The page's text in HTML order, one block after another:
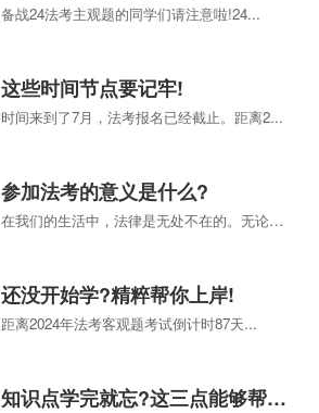
备战24法考主观题的同学们请注意啦!24...
这些时间节点要记牢!
时间来到了7月，法考报名已经截止。距离2...
参加法考的意义是什么?
在我们的生活中，法律是无处不在的。无论是...
还没开始学?精粹帮你上岸!
距离2024年法考客观题考试倒计时87天...
知识点学完就忘?这三点能够帮助你!